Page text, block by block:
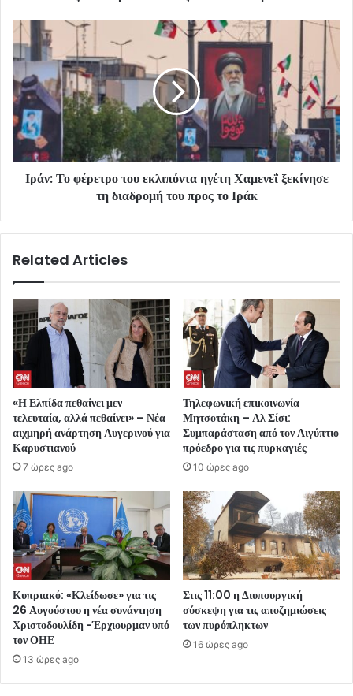
Ιράν: Το φέρετρο του εκλιπόντα ηγέτη Χαμενεΐ ξεκίνησε
τη διαδρομή του προς το Ιράκ
Related Articles
«Η Ελπίδα πεθαίνει μεν
τελευταία, αλλά πεθαίνει» – Νέα
αιχμηρή ανάρτηση Αυγερινού για
Καρυστιανού
7 ώρες ago
Τηλεφωνική επικοινωνία
Μητσοτάκη – Αλ Σίσι:
Συμπαράσταση από τον Αιγύπτιο
πρόεδρο για τις πυρκαγιές
10 ώρες ago
Κυπριακό: «Κλείδωσε» για τις
26 Αυγούστου η νέα συνάντηση
Χριστοδουλίδη -Έρχιουρμαν υπό
τον ΟΗΕ
13 ώρες ago
Στις 11:00 η Διυπουργική
σύσκεψη για τις αποζημιώσεις
των πυρόπληκτων
16 ώρες ago